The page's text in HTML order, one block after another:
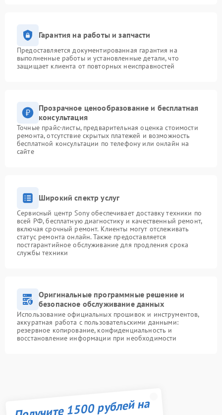
Гарантия на работы и запчасти
Предоставляется документированная гарантия на
выполненные работы и установленные детали, что
защищает клиента от повторных неисправностей
Прозрачное ценообразование и бесплатная
консультация
Точные прайс-листы, предварительная оценка стоимости
ремонта, отсутствие скрытых платежей и возможность
бесплатной консультации по телефону или онлайн на
сайте
Широкий спектр услуг
Сервисный центр Sony обеспечивает доставку техники по
всей РФ, бесплатную диагностику и качественный ремонт,
включая срочный ремонт. Клиенты могут отслеживать
статус ремонта онлайн. Также предоставляется
постгарантийное обслуживание для продления срока
службы техники
Оригинальные программные решение и
безопасное обслуживание данных
Использование официальных прошивок и инструментов,
аккуратная работа с пользовательскими данными:
резервное копирование, конфиденциальность и
восстановление информации при необходимости
Получите 1500 рублей на